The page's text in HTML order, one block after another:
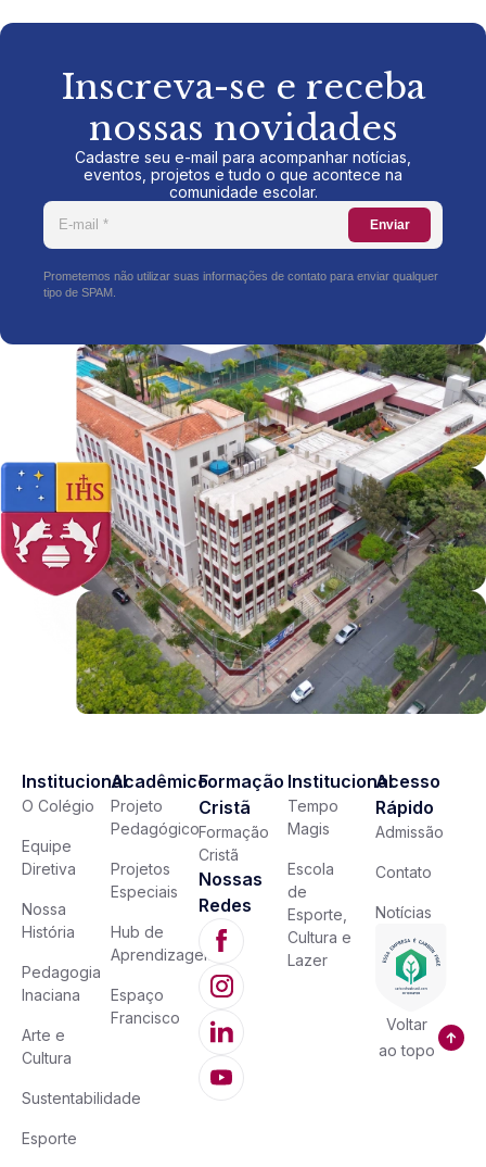
Inscreva-se e receba
nossas novidades
Cadastre seu e-mail para acompanhar notícias,
eventos, projetos e tudo o que acontece na
comunidade escolar.
Enviar
Prometemos não utilizar suas informações de contato para enviar qualquer
tipo de SPAM.
Institucional
O Colégio
Equipe
Diretiva
Nossa
História
Pedagogia
Inaciana
Arte e
Cultura
Sustentabilidade
Esporte
Acadêmico
Projeto
Pedagógico
Projetos
Especiais
Hub de
Aprendizagem
Espaço
Francisco
Formação
Cristã
Formação
Cristã
Nossas
Redes
Institucional
Tempo
Magis
Escola
de
Esporte,
Cultura e
Lazer
Acesso
Rápido
Admissão
Contato
Notícias
Voltar
ao topo